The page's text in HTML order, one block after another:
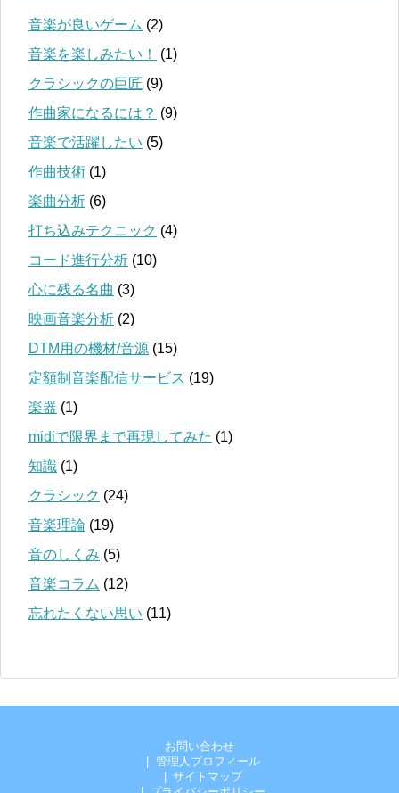
音楽が良いゲーム (2)
音楽を楽しみたい！
(1)
クラシックの巨匠 (9)
作曲家になるには？ (9)
音楽で活躍したい (5)
作曲技術 (1)
楽曲分析 (6)
打ち込みテクニック (4)
コード進行分析 (10)
心に残る名曲 (3)
映画音楽分析 (2)
DTM用の機材/音源 (15)
定額制音楽配信サービス (19)
楽器 (1)
midiで限界まで再現してみた (1)
知識 (1)
クラシック (24)
音楽理論 (19)
音のしくみ (5)
音楽コラム (12)
忘れたくない思い (11)
お問い合わせ
管理人プロフィール
サイトマップ